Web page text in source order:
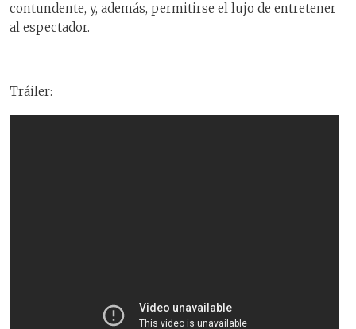
contundente, y, además, permitirse el lujo de entretener
al espectador.
Tráiler: